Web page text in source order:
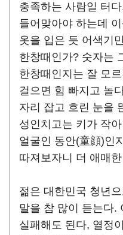
충족하는 사람일 터
들어맞아야 하는데
옷을 입은 듯 어색기
한창때인가? 숫자는
한창때인지는 잘 모
걸으면 힘 빠지고 놀
자리 잡고 흐린 눈을
성인치고는 키가 작
얼굴인 동안(童顔)인
따져보자니 더 애매
젊은 대한민국 청년
말을 참 많이 듣는다.
실패해도 된다, 열정